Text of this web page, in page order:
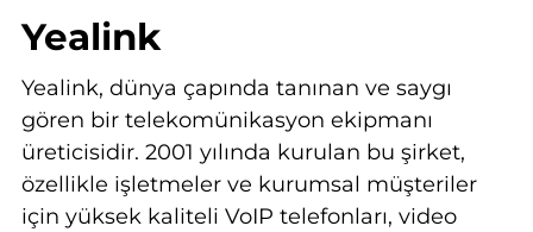
Yealink
Yealink, dünya çapında tanınan ve saygı
gören bir telekomünikasyon ekipmanı
üreticisidir. 2001 yılında kurulan bu şirket,
özellikle işletmeler ve kurumsal müşteriler
için yüksek kaliteli VoIP telefonları, video